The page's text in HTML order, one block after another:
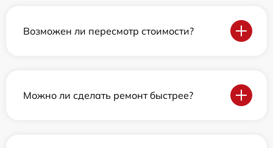
Возможен ли пересмотр стоимости?
Можно ли сделать ремонт быстрее?